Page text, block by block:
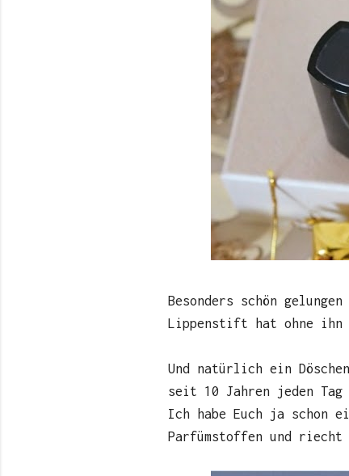
Besonders schön
Lippenstift hat ohne ihn
Und natürlich ein
seit 10 Jahren jeden
Ich habe Euch ja schon
Parfümstoffen und riecht